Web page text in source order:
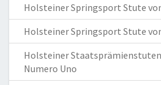
Holsteiner Springsport Stute
Holsteiner Springsport Stute
Holsteiner
Numero Uno